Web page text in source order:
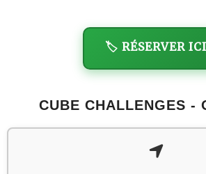
🏷️ RÉSERVER ICI
CUBE CHALLENGES -